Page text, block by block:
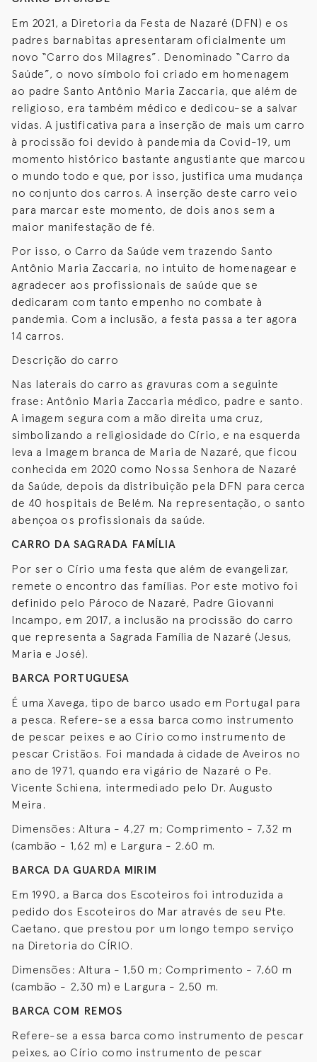
Em 2021, a Diretoria da Festa de Nazaré (DFN) e os
padres barnabitas apresentaram oficialmente um
novo “Carro dos Milagres”. Denominado “Carro da
Saúde”, o novo símbolo foi criado em homenagem
ao padre Santo Antônio Maria Zaccaria, que além de
religioso, era também médico e dedicou-se a salvar
vidas. A justificativa para a inserção de mais um carro
à procissão foi devido à pandemia da Covid-19, um
momento histórico bastante angustiante que marcou
o mundo todo e que, por isso, justifica uma mudança
no conjunto dos carros. A inserção deste carro veio
para marcar este momento, de dois anos sem a
maior manifestação de fé.
Por isso, o Carro da Saúde vem trazendo Santo
Antônio Maria Zaccaria, no intuito de homenagear e
agradecer aos profissionais de saúde que se
dedicaram com tanto empenho no combate à
pandemia. Com a inclusão, a festa passa a ter agora
14 carros.
Descrição do carro
Nas laterais do carro as gravuras com a seguinte
frase: Antônio Maria Zaccaria médico, padre e santo.
A imagem segura com a mão direita uma cruz,
simbolizando a religiosidade do Círio, e na esquerda
leva a Imagem branca de Maria de Nazaré, que ficou
conhecida em 2020 como Nossa Senhora de Nazaré
da Saúde, depois da distribuição pela DFN para cerca
de 40 hospitais de Belém. Na representação, o santo
abençoa os profissionais da saúde.
CARRO DA SAGRADA FAMÍLIA
Por ser o Círio uma festa que além de evangelizar,
remete o encontro das famílias. Por este motivo foi
definido pelo Pároco de Nazaré, Padre Giovanni
Incampo, em 2017, a inclusão na procissão do carro
que representa a Sagrada Família de Nazaré (Jesus,
Maria e José).
BARCA PORTUGUESA
É uma Xavega, tipo de barco usado em Portugal para
a pesca. Refere-se a essa barca como instrumento
de pescar peixes e ao Círio como instrumento de
pescar Cristãos. Foi mandada à cidade de Aveiros no
ano de 1971, quando era vigário de Nazaré o Pe.
Vicente Schiena, intermediado pelo Dr. Augusto
Meira.
Dimensões: Altura - 4,27 m; Comprimento - 7,32 m
(cambão - 1,62 m) e Largura - 2.60 m.
BARCA DA GUARDA MIRIM
Em 1990, a Barca dos Escoteiros foi introduzida a
pedido dos Escoteiros do Mar através de seu Pte.
Caetano, que prestou por um longo tempo serviço
na Diretoria do CÍRIO.
Dimensões: Altura - 1,50 m; Comprimento - 7,60 m
(cambão - 2,30 m) e Largura - 2,50 m.
BARCA COM REMOS
Refere-se a essa barca como instrumento de pescar
peixes, ao Círio como instrumento de pescar